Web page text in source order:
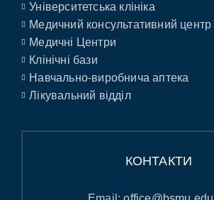
Університетська клініка
Медичний консультативний центр
Медичні Центри
Клінічні бази
Навчально-виробнича аптека
Лікувальний відділ
КОНТАКТИ